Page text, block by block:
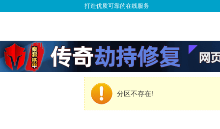
打造优质可靠的在线服务
分区不存在!